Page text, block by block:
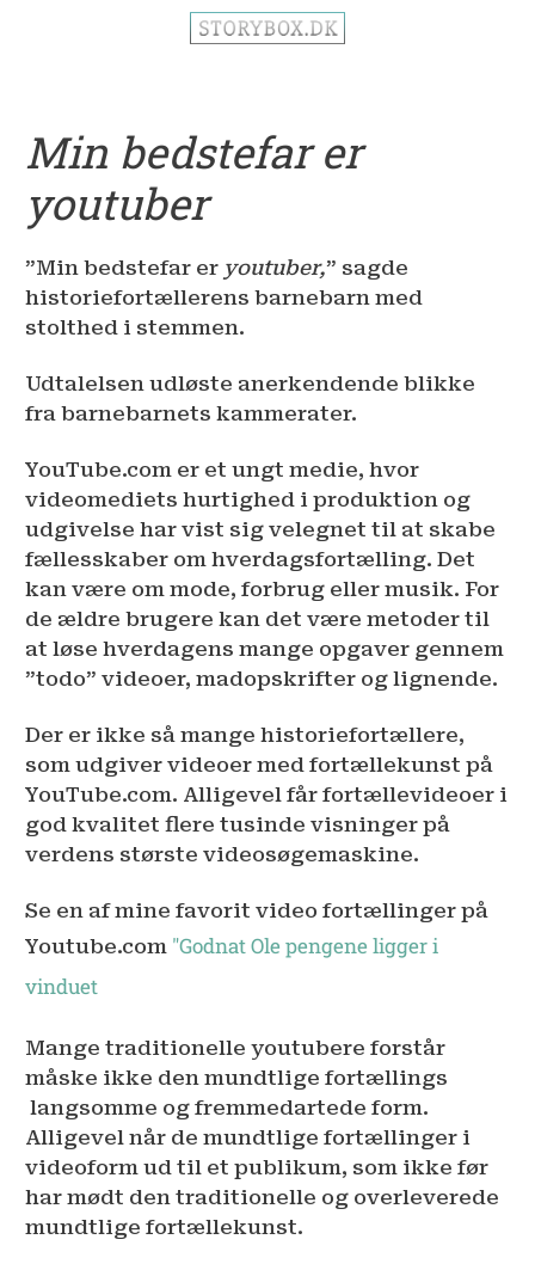
Min bedstefar er
youtuber
”Min bedstefar er youtuber,” sagde
historiefortællerens barnebarn med
stolthed i stemmen.
Udtalelsen udløste anerkendende blikke
fra barnebarnets kammerater.
YouTube.com er et ungt medie, hvor
videomediets hurtighed i produktion og
udgivelse har vist sig velegnet til at skabe
fællesskaber om hverdagsfortælling. Det
kan være om mode, forbrug eller musik. For
de ældre brugere kan det være metoder til
at løse hverdagens mange opgaver gennem
”todo” videoer, madopskrifter og lignende.
Der er ikke så mange historiefortællere,
som udgiver videoer med fortællekunst på
YouTube.com. Alligevel får fortællevideoer i
god kvalitet flere tusinde visninger på
verdens største videosøgemaskine.
Se en af mine favorit video fortællinger på
Youtube.com "Godnat Ole pengene ligger i
vinduet
Mange traditionelle youtubere forstår
måske ikke den mundtlige fortællings
langsomme og fremmedartede form.
Alligevel når de mundtlige fortællinger i
videoform ud til et publikum, som ikke før
har mødt den traditionelle og overleverede
mundtlige fortællekunst.